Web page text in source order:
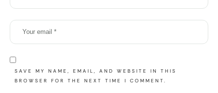
SAVE MY NAME, EMAIL, AND WEBSITE IN THIS
BROWSER FOR THE NEXT TIME I COMMENT.